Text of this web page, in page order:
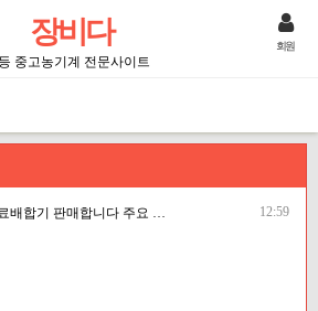
장비다
중고농기계 전문사이트
회원
실티 25루베 TMR 사료배합기 판매합니다 주요 핵심부품 신품 교체·하부 스테인리스 보강 완료 충남 서천 한우농장에서 실제 사용하던 실티(SILTI) 25㎥ 전동식 TMR 사료배합기 판매합니다. 단순히 ? 12:59